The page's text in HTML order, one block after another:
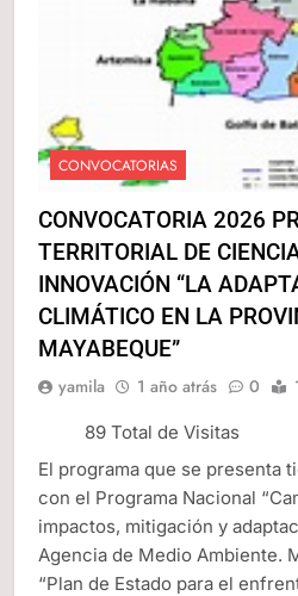
CONVOCATORIAS
CONVOCATORIA 2026
TERRITORIAL DE
INNOVACIÓN “LA
CLIMÁTICO EN LA
MAYABEQUE”
yamila 1 año atrás 0
89 Total de Visitas
El programa que se presenta
con el Programa Nacional
impactos, mitigación y
Agencia de Medio Ambiente.
“Plan de Estado para el